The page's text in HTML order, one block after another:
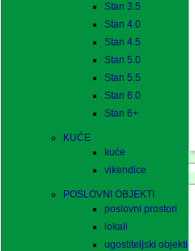
Stan 3.5
Stan 4.0
Stan 4.5
Stan 5.0
Stan 5.5
Stan 6.0
Stan 6+
KUĆE
kuće
vikendice
POSLOVNI OBJEKTI
poslovni prostori
lokali
ugostiteljski objekti